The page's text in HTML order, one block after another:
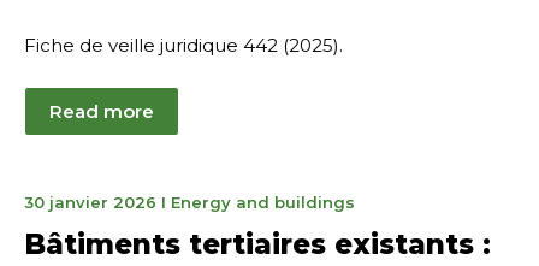
Fiche de veille juridique 442 (2025).
Read more
30 janvier 2026 2
2026
I Energy and buildings
Bâtiments tertiaires existants :